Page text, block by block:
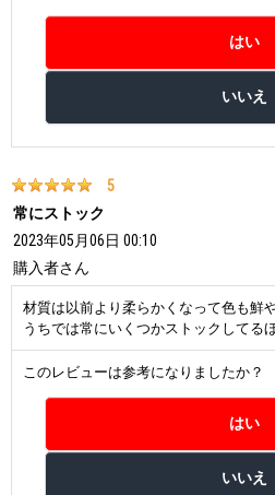
5
常にストック
2023年05月06日 00:10
購入者さん
材質は以前より柔らかくなって色も鮮
うちでは常にいくつかストックしてる
このレビューは参考になりましたか？